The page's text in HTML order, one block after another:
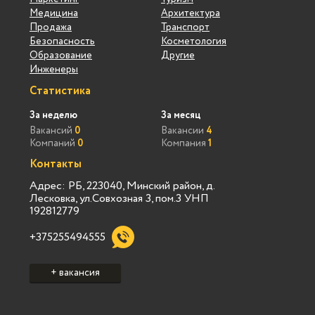
Медицина
Продажа
Безопасность
Образование
Инженеры
Архитектура
Транспорт
Косметология
Другие
Статистика
За неделю
Вакансий 0
Компаний 0
За месяц
Вакансии 4
Компания 1
Контакты
Адрес: РБ, 223040, Минский район, д.
Лесковка, ул.Совхозная 3, пом.3 УНП
192812779
+375255494555
+ вакансия